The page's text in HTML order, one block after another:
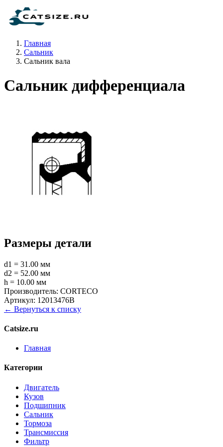
Главная
Сальник
Сальник вала
Сальник дифференциала
Размеры детали
d1 = 31.00 мм
d2 = 52.00 мм
h = 10.00 мм
Производитель: CORTECO
Артикул: 12013476B
← Вернуться к списку
Catsize.ru
Главная
Категории
Двигатель
Кузов
Подшипник
Сальник
Тормоза
Трансмиссия
Фильтр